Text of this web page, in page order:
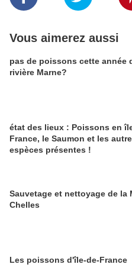
Vous aimerez aussi
pas de poissons cette année
rivière Marne?
état des lieux : Poissons en
France, le Saumon et les
espèces présentes !
Sauvetage et nettoyage de la
Chelles
Les poissons d'île-de-France